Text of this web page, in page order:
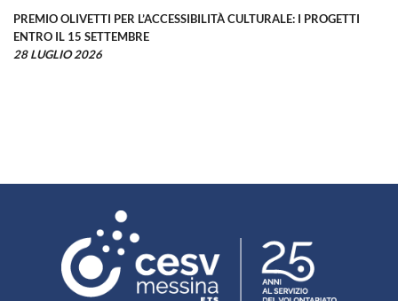
PREMIO OLIVETTI PER L’ACCESSIBILITÀ CULTURALE: I PROGETTI
ENTRO IL 15 SETTEMBRE
28 LUGLIO 2026